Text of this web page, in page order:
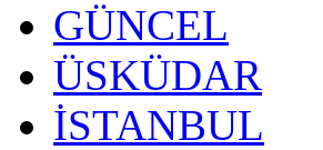
GÜNCEL
ÜSKÜDAR
İSTANBUL